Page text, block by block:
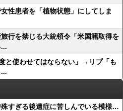
性患者を「植物状態」にしてしま
行を禁じる大統領令「米国籍取得を
と使わせてはならない」→リプ「も
殊すぎる後遺症に苦しんでいる模様…